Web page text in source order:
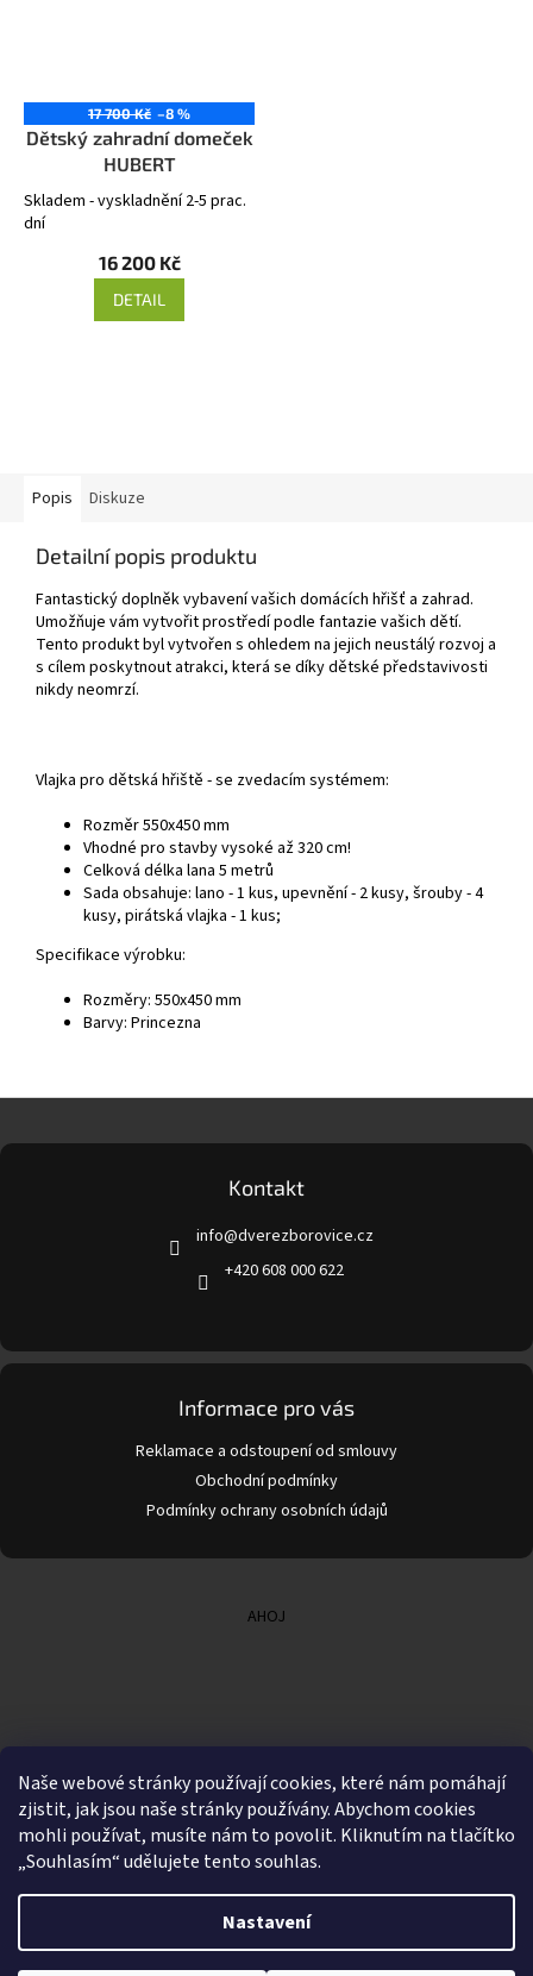
Naše webové stránky používají cookies, které nám pomáhají
zjistit, jak jsou naše stránky používány. Abychom cookies
mohli používat, musíte nám to povolit. Kliknutím na tlačítko
„Souhlasím“ udělujete tento souhlas.
Nastavení
17 700 Kč –8 %
Dětský zahradní domeček
HUBERT
Skladem - vyskladnění 2-5 prac.
dní
16 200 Kč
DETAIL
Popis Diskuze
Detailní popis produktu
Fantastický doplněk vybavení vašich domácích hřišť a zahrad.
Umožňuje vám vytvořit prostředí podle fantazie vašich dětí.
Tento produkt byl vytvořen s ohledem na jejich neustálý rozvoj a
s cílem poskytnout atrakci, která se díky dětské představivosti
nikdy neomrzí.
Vlajka pro dětská hřiště - se zvedacím systémem:
Rozměr 550x450 mm
Vhodné pro stavby vysoké až 320 cm!
Celková délka lana 5 metrů
Sada obsahuje: lano - 1 kus, upevnění - 2 kusy, šrouby - 4
kusy, pirátská vlajka - 1 kus;
Specifikace výrobku:
Rozměry: 550x450 mm
Barvy: Princezna
p
Kontakt
info@dverezborovice.cz
+420 608 000 622
Informace pro vás
Reklamace a odstoupení od smlouvy
Obchodní podmínky
Podmínky ochrany osobních údajů
AHOJ
Vytvořil Shoptet